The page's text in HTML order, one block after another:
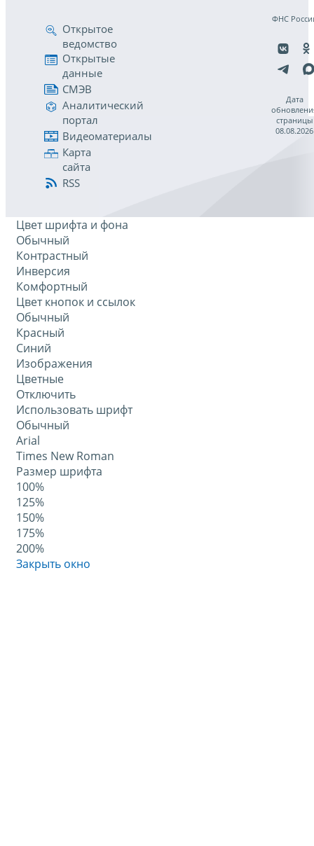
Открытое
ведомство
Открытые
данные
СМЭВ
Аналитический
портал
Видеоматериалы
Карта
сайта
RSS
ФНС
Дата
страницы
08.08.2026
Цвет шрифта и фона
Обычный
Контрастный
Инверсия
Комфортный
Цвет кнопок и ссылок
Обычный
Красный
Синий
Изображения
Цветные
Отключить
Использовать шрифт
Обычный
Arial
Times New Roman
Размер шрифта
100%
125%
150%
175%
200%
Закрыть окно